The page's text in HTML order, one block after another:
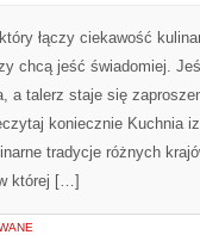
łączy ciekawość
chcą jeść świadomiej.
a talerz staje się
koniecznie Kuchnia
tradycje różnych
której […]